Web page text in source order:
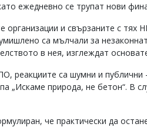
ежедневно се трупат нови
и свързаните с тях
са мълчали за
в нея, изглеждат
реакциите са шумни и публични
„Искаме природа, не бетон“. В
че практически да